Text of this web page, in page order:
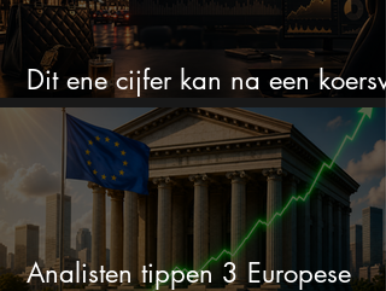
Dit ene cijfer kan na een
van 50% alles veranderen
Analisten tippen 3 Europese